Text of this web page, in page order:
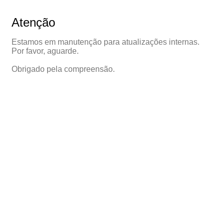
Atenção
Estamos em manutenção para atualizações internas.
Por favor, aguarde.
Obrigado pela compreensão.